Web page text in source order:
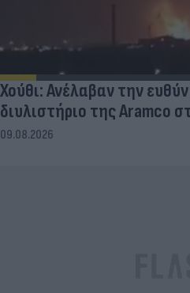
Χούθι: Ανέλαβαν την
διυλιστήριο της Aramco
09.08.2026